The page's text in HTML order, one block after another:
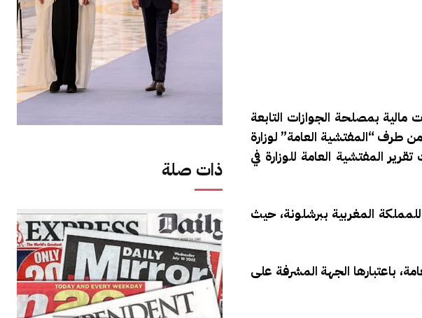
ذات صلة
مالية بمصلحة الجوازات التابعة
لجنـــة تفتيشيـــة من طرف “المفتشية العامة” لوزارة
للمملكة بخلاصات تقرير المفتشية العامة للوزارة في
المغربية ببرشلونة، حيث
باعتبارها الجهة المشرفة على